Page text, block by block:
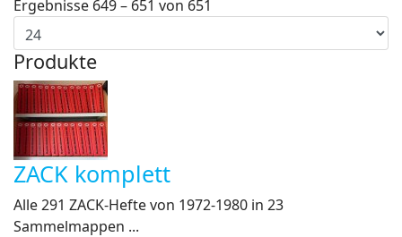
Ergebnisse 649 – 651 von 651
Produkte
ZACK komplett
Alle 291 ZACK-Hefte von 1972-1980 in 23
Sammelmappen ...